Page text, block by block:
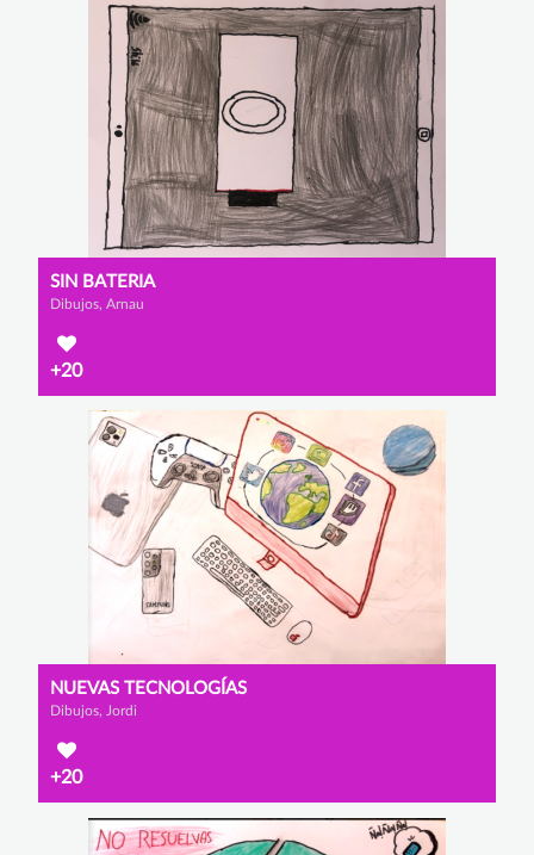
SIN BATERIA
Dibujos, Arnau
+20
NUEVAS TECNOLOGÍAS
Dibujos, Jordi
+20